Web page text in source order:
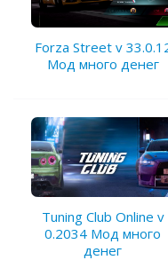
Forza Street v
Мод много денег
Tuning Club Online v
0.2034 Мод много
денег